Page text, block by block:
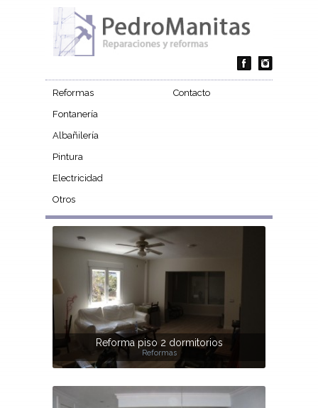
Reformas
Fontanería
Albañilería
Pintura
Electricidad
Otros
Contacto
Reforma piso 2 dormitorios
Reformas